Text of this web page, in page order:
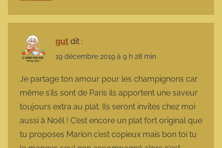
gut dit :
19 décembre 2019 à 9 h 28 min
Je partage ton amour pour les champignons car
même s’ils sont de Paris ils apportent une saveur
toujours extra au plat. Ils seront invités chez moi
aussi à Noël ! C’est encore un plat fort original que
tu proposes Marion c’est copieux mais bon toi tu